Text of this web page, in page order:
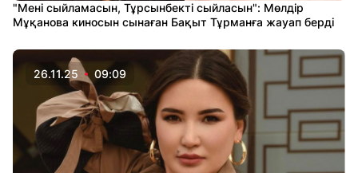
"Мені сыйламасын, Тұрсынбекті сыйласын": Мөлдір
Мұқанова киносын сынаған Бақыт Тұрманға жауап берді
26.11.25 09:09